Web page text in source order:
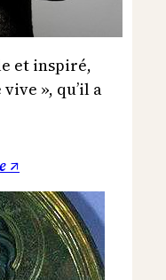
et inspiré,
», qu’il a
↗